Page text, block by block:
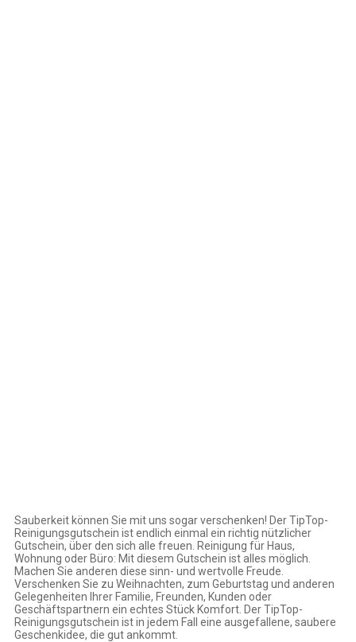
Sauberkeit können Sie mit uns sogar verschenken! Der TipTop-
Reinigungsgutschein ist endlich einmal ein richtig nützlicher
Gutschein, über den sich alle freuen. Reinigung für Haus,
Wohnung oder Büro: Mit diesem Gutschein ist alles möglich.
Machen Sie anderen diese sinn- und wertvolle Freude.
Verschenken Sie zu Weihnachten, zum Geburtstag und anderen
Gelegenheiten Ihrer Familie, Freunden, Kunden oder
Geschäftspartnern ein echtes Stück Komfort. Der TipTop-
Reinigungsgutschein ist in jedem Fall eine ausgefallene, saubere
Geschenkidee, die gut ankommt.